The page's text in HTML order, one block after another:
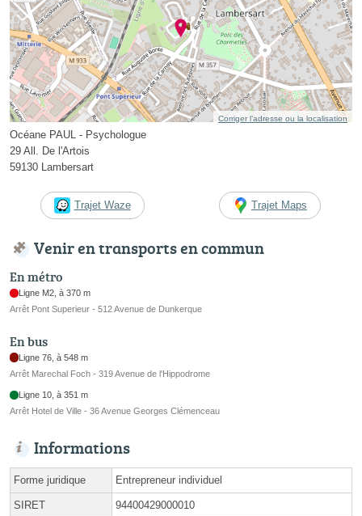
Corriger l’adresse ou la localisation
Océane PAUL - Psychologue
29 All. De l'Artois
59130 Lambersart
Trajet Waze Trajet Maps
Venir en transports en commun
En métro
Ligne M2, à 370 m
Arrêt Pont Superieur - 512 Avenue de Dunkerque
En bus
Ligne 76, à 548 m
Arrêt Marechal Foch - 319 Avenue de l'Hippodrome
Ligne 10, à 351 m
Arrêt Hotel de Ville - 36 Avenue Georges Clémenceau
Informations
Forme juridique Entrepreneur individuel
SIRET 94400429000010